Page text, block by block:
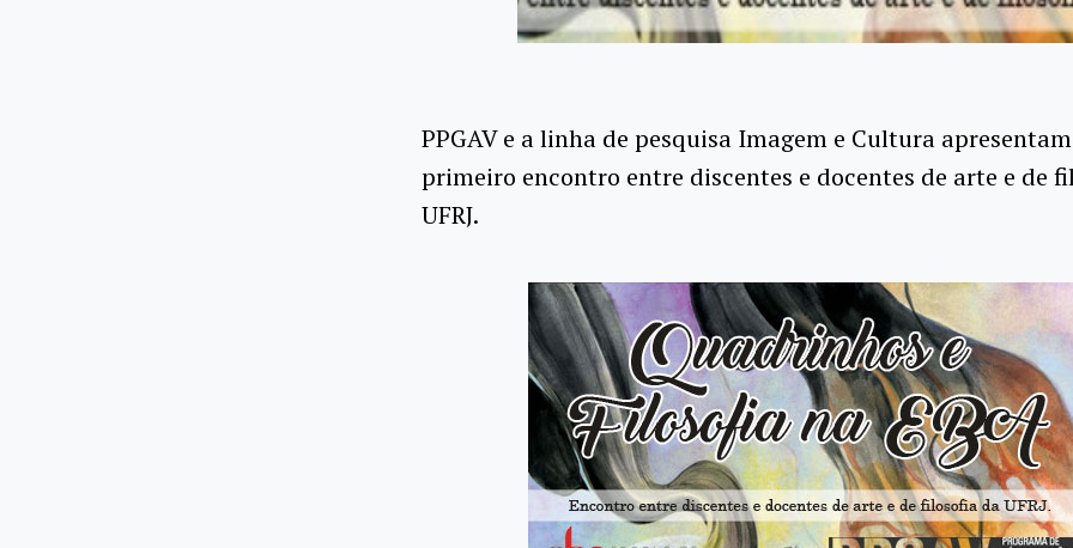
PPGAV e a linha de pesquisa Imagem e Cultura
primeiro encontro entre discentes e docentes de arte e de
UFRJ.